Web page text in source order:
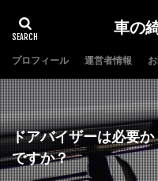
車の
プロフィール 運営者情報
ドアバイザーは必要
ですか？
タグ
コーティング ヘッ